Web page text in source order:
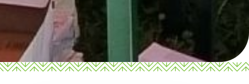
Žilinský turistický kraj
Dobrý deň, hľadáte tip na výlet,
podujatie, niečo pre deti alebo
cyklotrasu? Napíšte mi.